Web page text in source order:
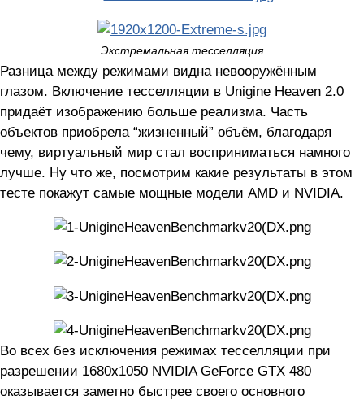
Экстремальная тесселляция
Разница между режимами видна невооружённым
глазом. Включение тесселляции в Unigine Heaven 2.0
придаёт изображению больше реализма. Часть
объектов приобрела “жизненный” объём, благодаря
чему, виртуальный мир стал восприниматься намного
лучше. Ну что же, посмотрим какие результаты в этом
тесте покажут самые мощные модели AMD и NVIDIA.
Во всех без исключения режимах тесселляции при
разрешении 1680x1050 NVIDIA GeForce GTX 480
оказывается заметно быстрее своего основного